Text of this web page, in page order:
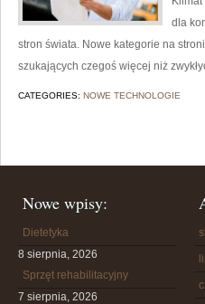
dla
stron świata. Nowe kategorie na
szukających czegoś więcej niż
CATEGORIES: NOWE TECHNOLOGIE
Nowe wpisy:
Dietetyka
8 sierpnia, 2026
Sprzęt rehabilitacyjny
7 sierpnia, 2026